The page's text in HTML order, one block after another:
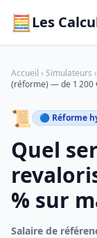
🧮Les
Accueil › Simulateurs ›
(réforme) — de 1 200
📜 🔵 Réforme
Quel
% sur
Salaire de